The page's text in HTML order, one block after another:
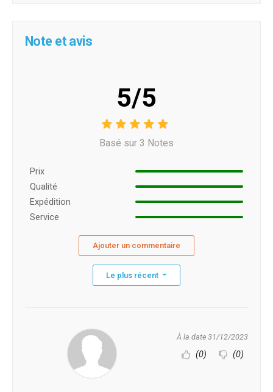
Note et avis
5/5
Basé sur 3 Notes
Prix ​​
Qualité
Expédition
Service
Ajouter un commentaire
Le plus récent
À la date 31/12/2023
(0) (0)